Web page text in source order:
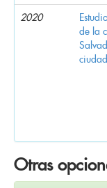
2020
de la
Otras